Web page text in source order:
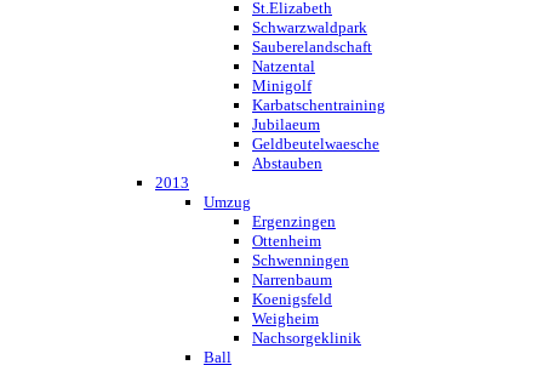
St.Elizabeth
Schwarzwaldpark
Sauberelandschaft
Natzental
Minigolf
Karbatschentraining
Jubilaeum
Geldbeutelwaesche
Abstauben
2013
Umzug
Ergenzingen
Ottenheim
Schwenningen
Narrenbaum
Koenigsfeld
Weigheim
Nachsorgeklinik
Ball